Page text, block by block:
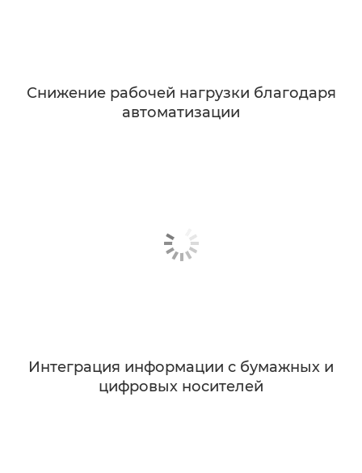
Снижение рабочей нагрузки благодаря
автоматизации
Интеграция информации с бумажных и
цифровых носителей